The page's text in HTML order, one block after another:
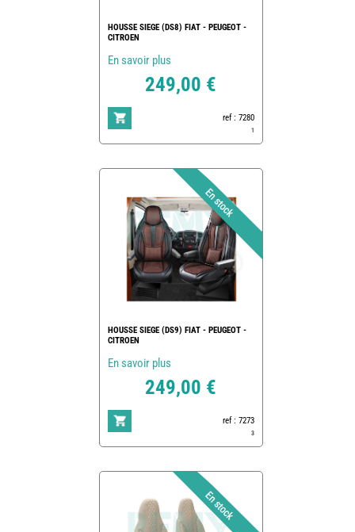
HOUSSE SIEGE (DS8) FIAT - PEUGEOT -
CITROEN
En savoir plus
249,00 €
ref : 7280
1
HOUSSE SIEGE (DS9) FIAT - PEUGEOT -
CITROEN
En savoir plus
249,00 €
ref : 7273
3